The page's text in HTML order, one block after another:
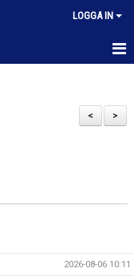
LOGGA IN
>
<
2026-08-06 10:11